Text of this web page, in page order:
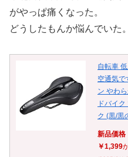
がやっぱ痛くなった。
どうしたもんか悩んでいた。
自転車
空通気で
ン やわ
ドバイ
ク (黒/黒
新品価格
￥1,399